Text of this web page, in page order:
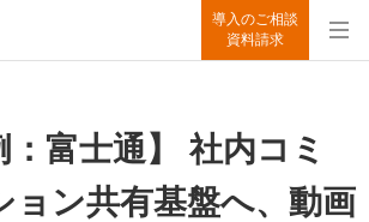
導入のご相談
資料請求
：富士通】 社内コミ
ョン共有基盤へ、動画